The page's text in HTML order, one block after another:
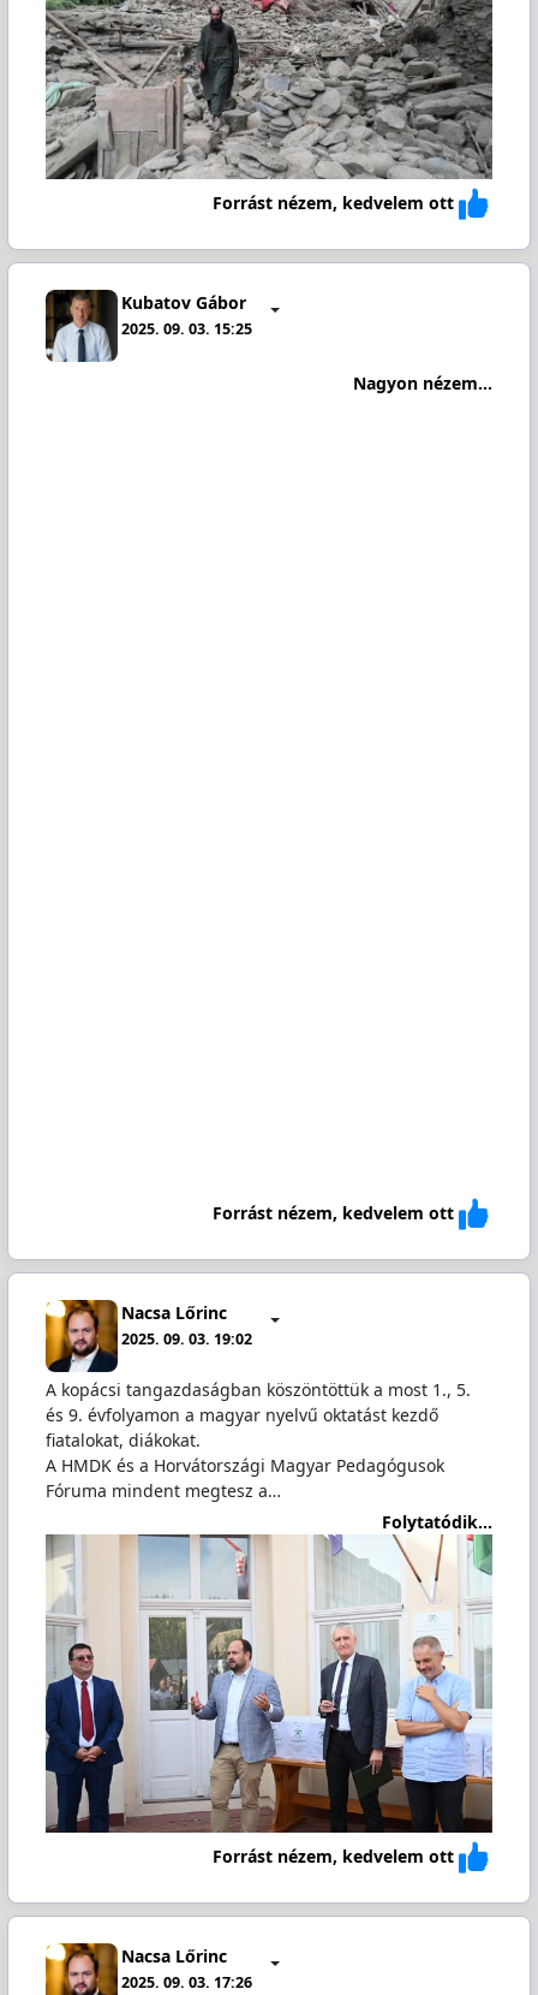
Forrást nézem, kedvelem ott
Kubatov Gábor
2025. 09. 03. 15:25
Nagyon nézem...
Forrást nézem, kedvelem ott
Nacsa Lőrinc
2025. 09. 03. 19:02
A kopácsi tangazdaságban köszöntöttük a most 1., 5.
és 9. évfolyamon a magyar nyelvű oktatást kezdő
fiatalokat, diákokat.
A HMDK és a Horvátországi Magyar Pedagógusok
Fóruma mindent megtesz a…
Folytatódik...
Forrást nézem, kedvelem ott
Nacsa Lőrinc
2025. 09. 03. 17:26